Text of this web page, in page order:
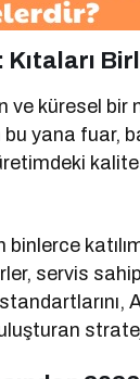
Kıtaları
ve küresel bir
bu yana fuar,
binlerce
servis